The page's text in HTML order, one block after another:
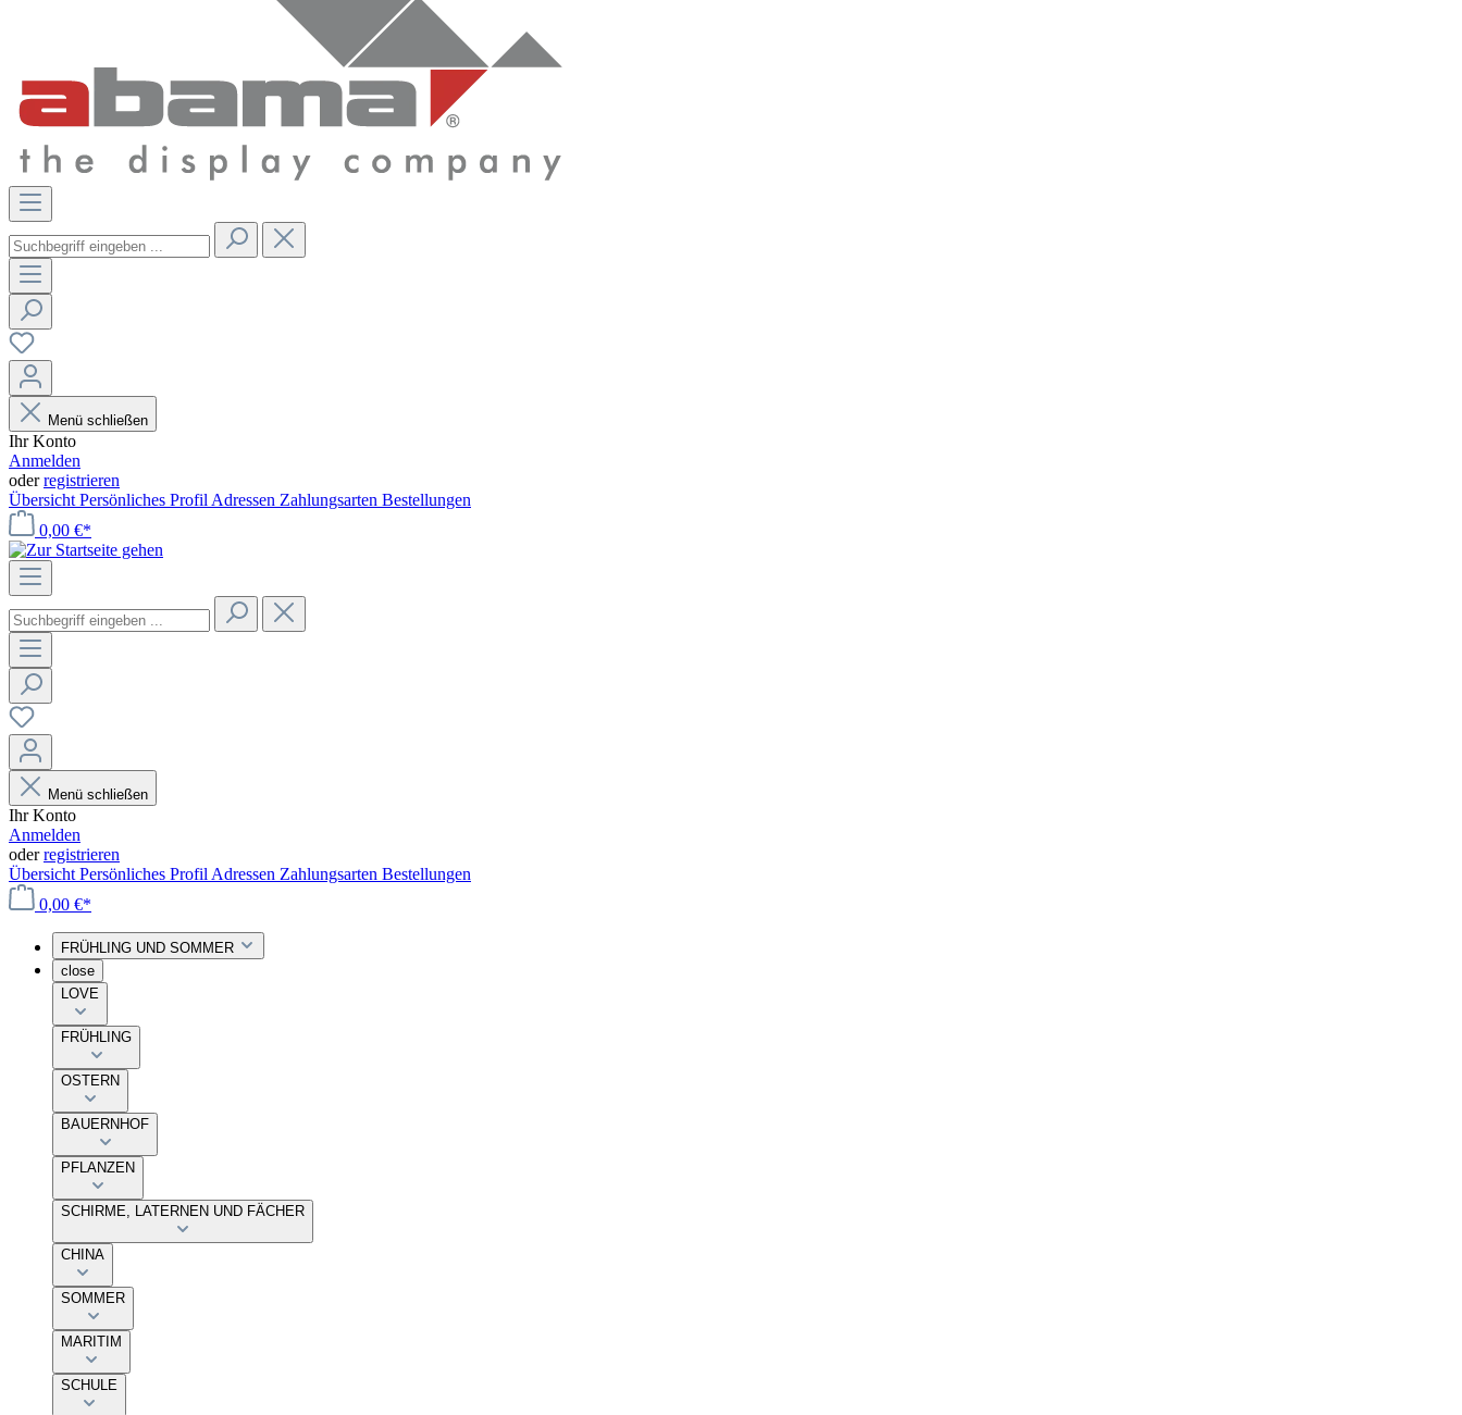
Menü schließen
Ihr Konto
Anmelden
oderregistrieren
Übersicht Persönliches Profil Adressen Zahlungsarten Bestellungen
0,00 €*
Menü schließen
Ihr Konto
Anmelden
oderregistrieren
Übersicht Persönliches Profil Adressen Zahlungsarten Bestellungen
0,00 €*
FRÜHLING UND SOMMER
close
LOVE
FRÜHLING
OSTERN
BAUERNHOF
PFLANZEN
SCHIRME, LATERNEN UND FÄCHER
CHINA
SOMMER
MARITIM
SCHULE